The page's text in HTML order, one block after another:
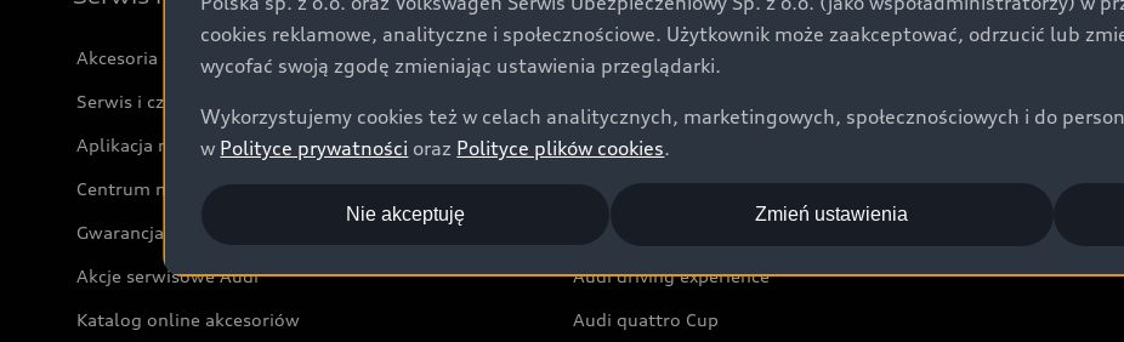
Akcesoria
Serwis i części
Aplikacja myAudi i usługi cyfrowe
Centrum napraw powypadkowych
Gwarancja
Akcje serwisowe Audi
Katalog online akcesoriów
Aktualności i historie postępu
Audi Nuvolari
Audi Sport Festiwal
Audi i Muzeum Sztuki Nowoczesnej w Warszawie
Audi driving experience
Audi quattro Cup
cookies reklamowe, analityczne i społecznościowe. Użytkownik może zaakceptować, odrzucić lub
wycofać swoją zgodę zmieniając ustawienia przeglądarki.
Wykorzystujemy cookies też w celach analitycznych, marketingowych, społecznościowych i do
w Polityce prywatności oraz Polityce plików cookies.
Nie akceptuję Zmień ustawienia